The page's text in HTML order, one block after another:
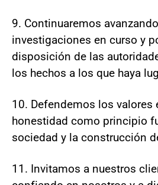
9. Continuaremos
investigaciones en curso y
disposición de las
los hechos a los que haya
10. Defendemos los valores
honestidad como principio
sociedad y la construcción
11. Invitamos a nuestros